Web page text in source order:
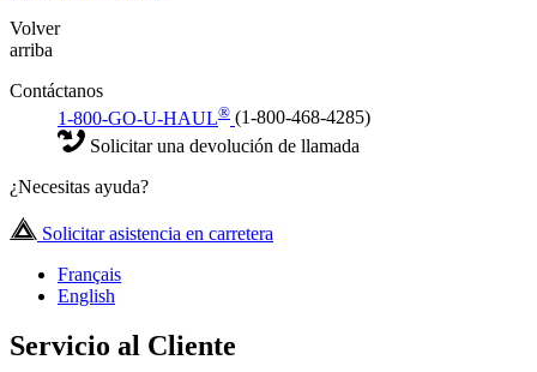
Volver
arriba
Contáctanos
1-800-GO-U-HAUL® (1-800-468-4285)
Solicitar una devolución de llamada
¿Necesitas ayuda?
Solicitar asistencia en carretera
Français
English
Servicio al Cliente